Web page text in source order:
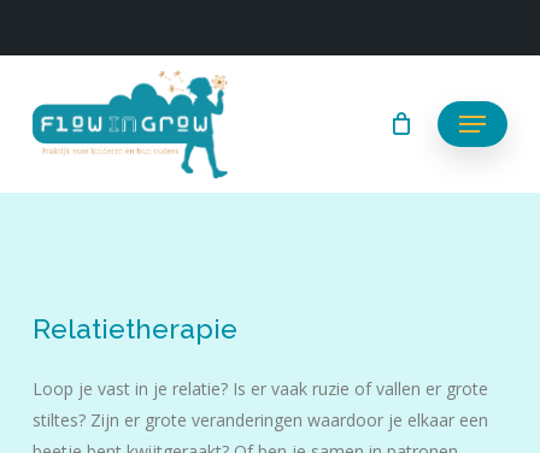
content
Menu
Relatietherapie
Loop je vast in je relatie? Is er vaak ruzie of vallen er grote
stiltes? Zijn er grote veranderingen waardoor je elkaar een